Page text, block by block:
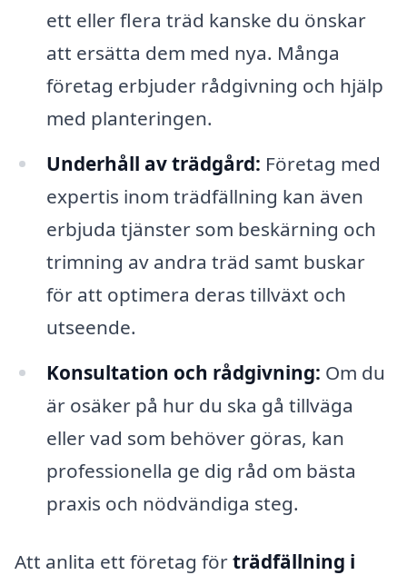
ett eller flera träd kanske du önskar
att ersätta dem med nya. Många
företag erbjuder rådgivning och hjälp
med planteringen.
Underhåll av trädgård: Företag med
expertis inom trädfällning kan även
erbjuda tjänster som beskärning och
trimning av andra träd samt buskar
för att optimera deras tillväxt och
utseende.
Konsultation och rådgivning: Om du
är osäker på hur du ska gå tillväga
eller vad som behöver göras, kan
professionella ge dig råd om bästa
praxis och nödvändiga steg.
Att anlita ett företag förträdfällning i